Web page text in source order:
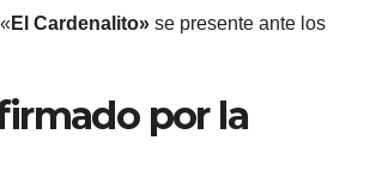
El Cardenalito» se presente ante los
por la